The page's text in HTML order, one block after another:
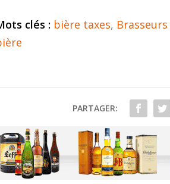
clés : bière taxes,
PARTAGER: